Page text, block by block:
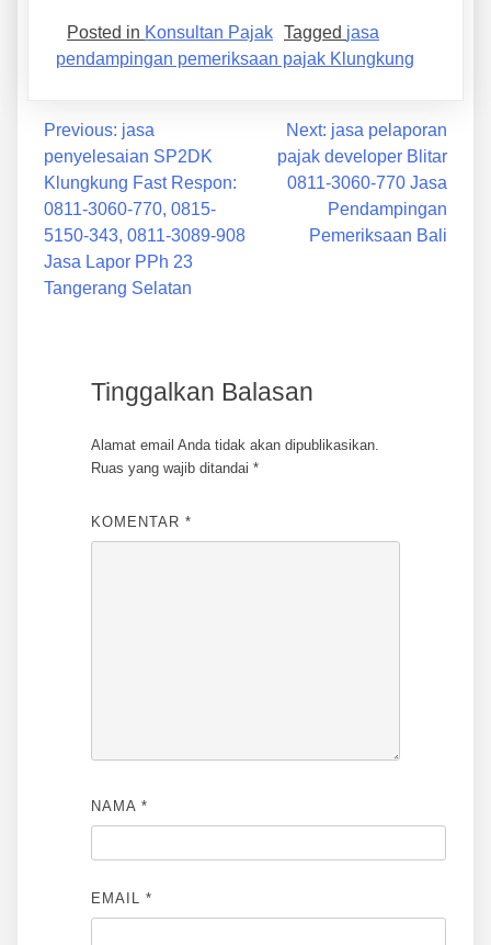
Posted in Konsultan Pajak Tagged jasa
pendampingan pemeriksaan pajak Klungkung
Previous: jasa
penyelesaian SP2DK
Klungkung Fast Respon:
0811-3060-770, 0815-
5150-343, 0811-3089-908
Jasa Lapor PPh 23
Tangerang Selatan
Next: jasa pelaporan
pajak developer Blitar
0811-3060-770 Jasa
Pendampingan
Pemeriksaan Bali
Tinggalkan Balasan
Alamat email Anda tidak akan dipublikasikan.
Ruas yang wajib ditandai *
KOMENTAR *
NAMA *
EMAIL *